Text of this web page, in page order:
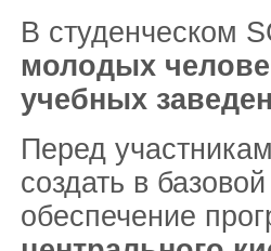
В студенческом
молодых
учебных
Перед
создать в
обеспечение